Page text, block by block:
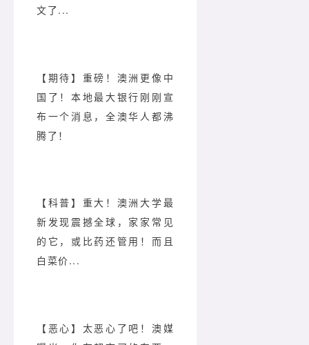
文了...
【期待】重磅！澳洲更像中
国了！本地最大银行刚刚宣
布一个消息，全澳华人都沸
腾了！
【科普】重大！澳洲大学最
新发现震撼全球，家家常见
的它，或比药还管用！而且
白菜价...
【恶心】太恶心了吧！澳媒